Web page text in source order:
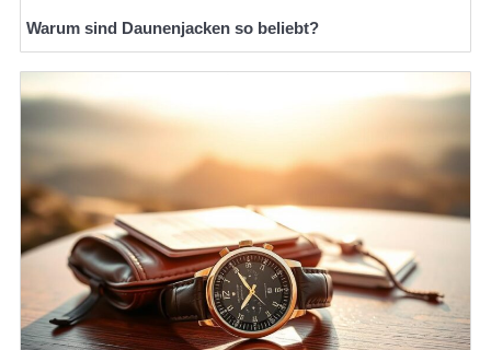
Warum sind Daunenjacken so beliebt?